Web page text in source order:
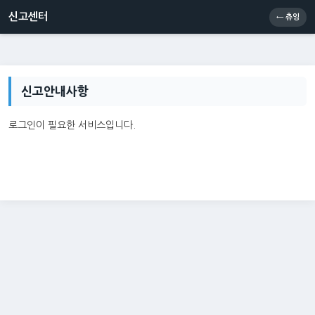
신고센터 메인
신고센터 ← 츄잉
신고안내사항
로그인이 필요한 서비스입니다.